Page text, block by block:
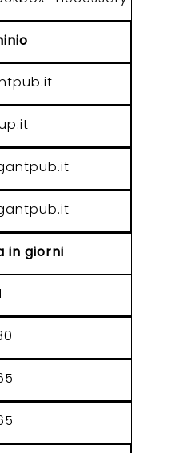
in giorni